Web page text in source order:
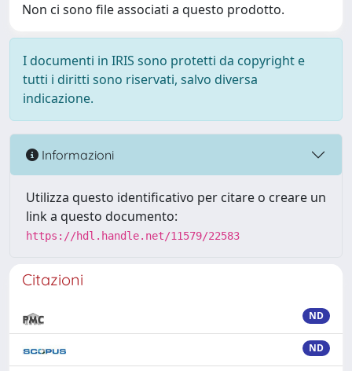
Non ci sono file associati a questo prodotto.
I documenti in IRIS sono protetti da copyright e
tutti i diritti sono riservati, salvo diversa
indicazione.
Informazioni
Utilizza questo identificativo per citare o creare un
link a questo documento:
https://hdl.handle.net/11579/22583
Citazioni
ND
ND